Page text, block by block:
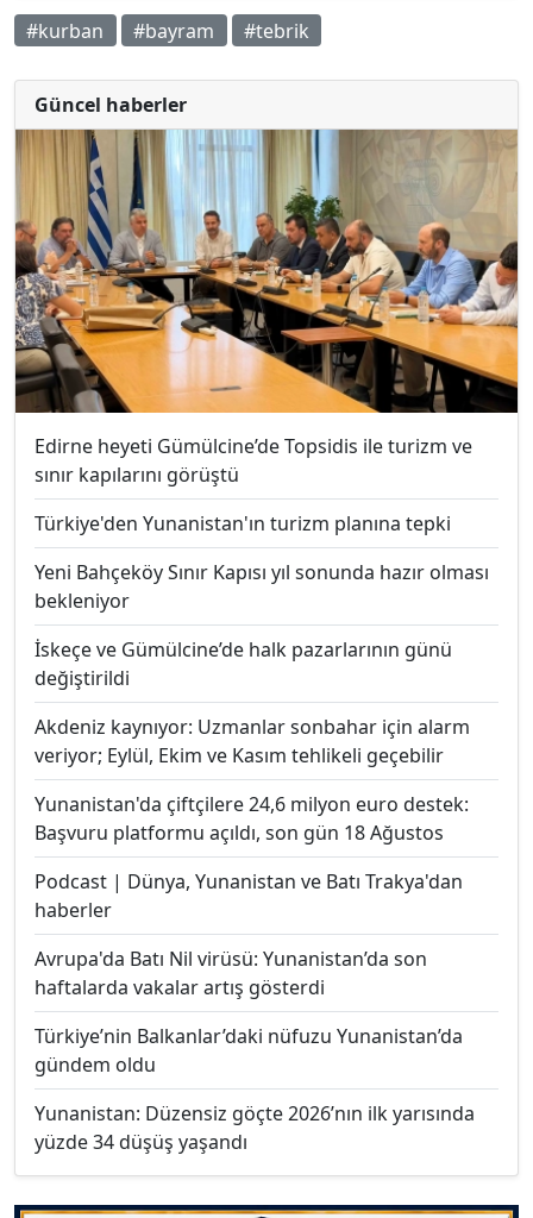
#kurban #bayram #tebrik
Güncel haberler
Edirne heyeti Gümülcine’de Topsidis ile turizm ve
sınır kapılarını görüştü
Türkiye'den Yunanistan'ın turizm planına tepki
Yeni Bahçeköy Sınır Kapısı yıl sonunda hazır olması
bekleniyor
İskeçe ve Gümülcine’de halk pazarlarının günü
değiştirildi
Akdeniz kaynıyor: Uzmanlar sonbahar için alarm
veriyor; Eylül, Ekim ve Kasım tehlikeli geçebilir
Yunanistan'da çiftçilere 24,6 milyon euro destek:
Başvuru platformu açıldı, son gün 18 Ağustos
Podcast | Dünya, Yunanistan ve Batı Trakya'dan
haberler
Avrupa'da Batı Nil virüsü: Yunanistan’da son
haftalarda vakalar artış gösterdi
Türkiye’nin Balkanlar’daki nüfuzu Yunanistan’da
gündem oldu
Yunanistan: Düzensiz göçte 2026’nın ilk yarısında
yüzde 34 düşüş yaşandı